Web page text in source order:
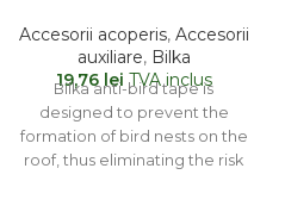
Accesorii acoperis, Accesorii
auxiliare, Bilka
19,76 lei TVA inclus
Bilka anti-bird tape is
designed to prevent the
formation of bird nests on the
roof, thus eliminating the risk